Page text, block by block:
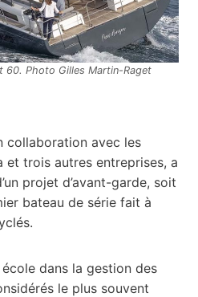
60. Photo Gilles Martin-Raget
collaboration avec les
et trois autres entreprises, a
projet d’avant-garde, soit
bateau de série fait à
dans la gestion des
le plus souvent